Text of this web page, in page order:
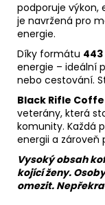
podporuje výkon,
je navržená pro
energie.
Díky formátu
energie – ideální
nebo cestování.
Black Rifle
veterány, která
komunity. Každá
energii a zároveň
Vysoký obsah
kojící ženy.
omezit.